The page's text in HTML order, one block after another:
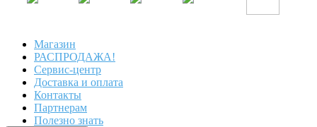
Магазин
РАСПРОДАЖА!
Сервис-центр
Доставка и оплата
Контакты
Партнерам
Полезно знать